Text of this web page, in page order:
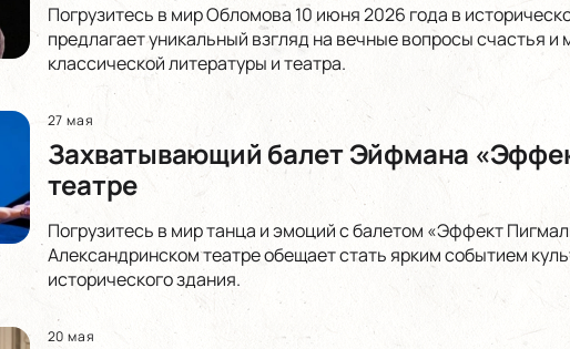
Погрузитесь в мир Обломова 10 июня 2026 года в
предлагает уникальный взгляд на вечные вопросы счастья
классической литературы и театра.
27 мая
Захватывающий балет Эйфмана
театре
Погрузитесь в мир танца и эмоций с балетом «Эффект
Александринском театре обещает стать ярким событием
исторического здания.
20 мая